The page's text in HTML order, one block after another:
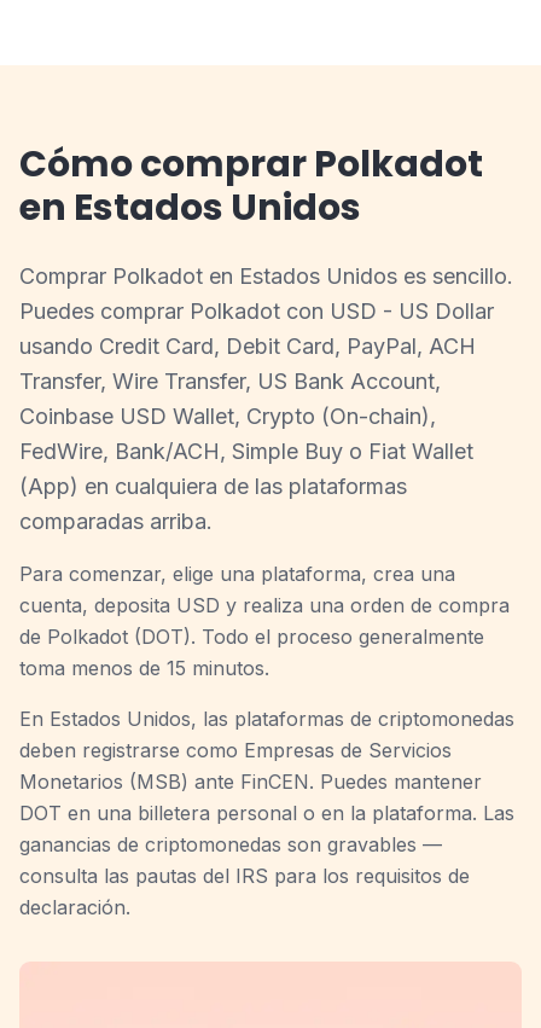
Cómo comprar Polkadot
en Estados Unidos
Comprar Polkadot en Estados Unidos es sencillo.
Puedes comprar Polkadot con USD - US Dollar
usando Credit Card, Debit Card, PayPal, ACH
Transfer, Wire Transfer, US Bank Account,
Coinbase USD Wallet, Crypto (On-chain),
FedWire, Bank/ACH, Simple Buy o Fiat Wallet
(App) en cualquiera de las plataformas
comparadas arriba.
Para comenzar, elige una plataforma, crea una
cuenta, deposita USD y realiza una orden de compra
de Polkadot (DOT). Todo el proceso generalmente
toma menos de 15 minutos.
En Estados Unidos, las plataformas de criptomonedas
deben registrarse como Empresas de Servicios
Monetarios (MSB) ante FinCEN. Puedes mantener
DOT en una billetera personal o en la plataforma. Las
ganancias de criptomonedas son gravables —
consulta las pautas del IRS para los requisitos de
declaración.